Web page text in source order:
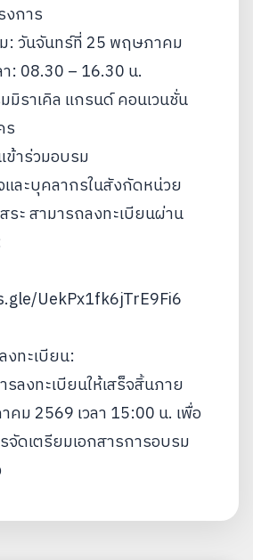
งการ
: วันจันทร์ที่ 25 พฤษภาคม
: 08.30 – 16.30 น.
มิราเคิล แกรนด์ คอนเวนชั่น
ร
ข้าร่วมอบรม
ละบุคลากรในสังกัดหน่วย
ระ สามารถลงทะเบียนผ่าน
UekPx1fk6jTrE9Fi6
ทะเบียน:
ลงทะเบียนให้เสร็จสิ้นภาย
ม 2569 เวลา 15:00 น. เพื่อ
จัดเตรียมเอกสารการอบรม